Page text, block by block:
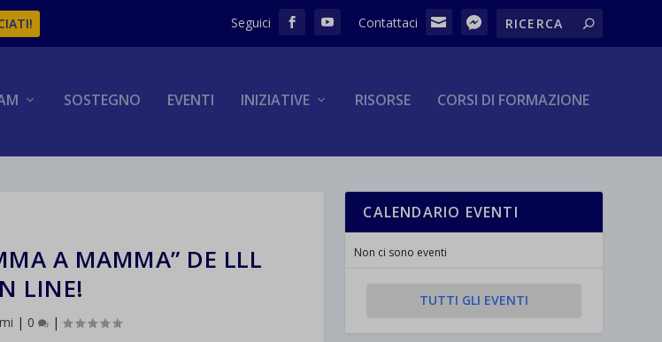
SOSTEGNO EVENTI INIZIATIVE RISORSE CORSI DI FORMAZIONE
A MAMMA” DE LLL
LINE!
| 0 |
CALENDARIO EVENTI
Non ci sono eventi
TUTTI GLI EVENTI